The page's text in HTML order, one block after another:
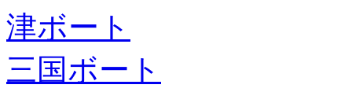
津ボート
三国ボート